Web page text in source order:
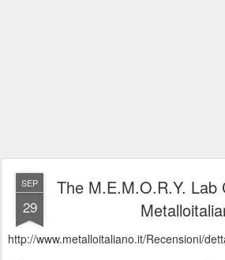
SEP
29
The M.E.M.O.R.Y. Lab
http://www.metalloitaliano.it/Recensioni/